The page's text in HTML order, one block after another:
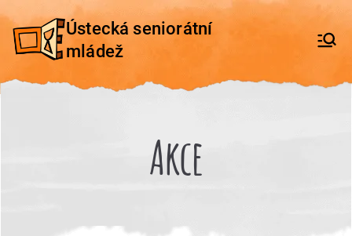
Přeskočit
na
Ústecká seniorátní
mládež
Akce